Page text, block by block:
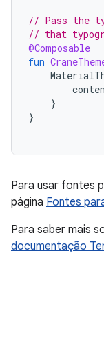
// Pass the
// that
@Composable
fun
}
}
Para usar fontes
página Fontes
Para saber mais
documentação